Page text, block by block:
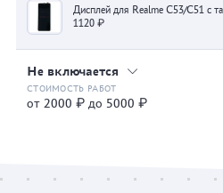
Дисплей для Realme C53/C51 с
1120 ₽
Не включается
от 2000 ₽ до 5000 ₽